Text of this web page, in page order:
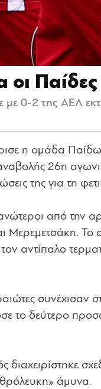
οι Παίδες
0-2 της ΑΕΛ
η ομάδα
26η
της για τη
από την
Μερεμετσάκη. Το
αντίπαλο
συνέχισαν
το δεύτερο
διαχειρίστηκε
άμυνα.